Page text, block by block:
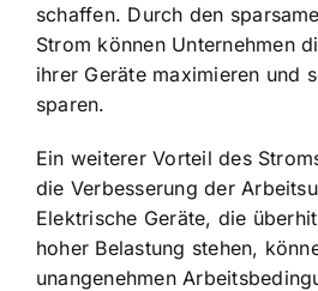
schaffen. Durch den
Strom können Unternehmen
ihrer Geräte maximieren und
sparen.
Ein weiterer Vorteil des
die Verbesserung der
Elektrische Geräte, die
hoher Belastung stehen,
unangenehmen